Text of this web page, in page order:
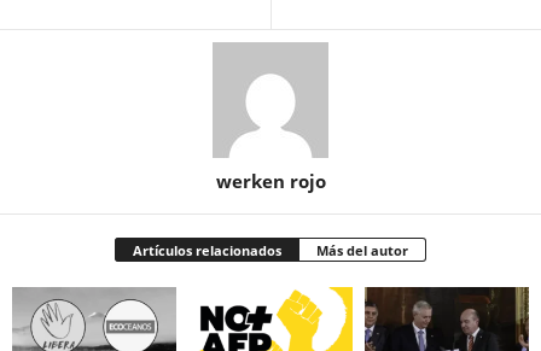
werken rojo
Artículos relacionados Más del autor